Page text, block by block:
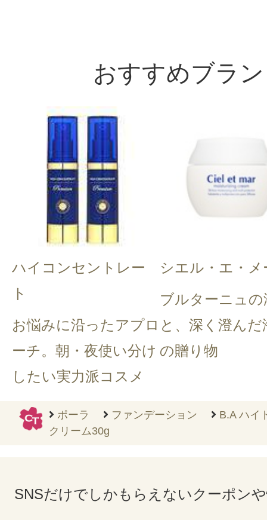
おすすめブラ
ハイコンセントレー
ト
お悩みに沿ったアプロ
ーチ。朝・夜使い分け
したい実力派コスメ
シエル・エ・メ
ブルターニュの
と、深く澄んだ
の贈り物
ポーラ ファンデーション
B.A ハイ
クリーム30g
SNSだけでしかもらえないクーポン